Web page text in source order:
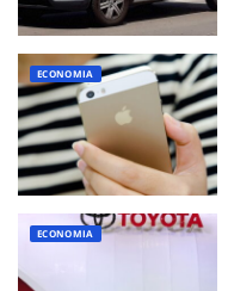
ECONOMIA
ECONOMIA